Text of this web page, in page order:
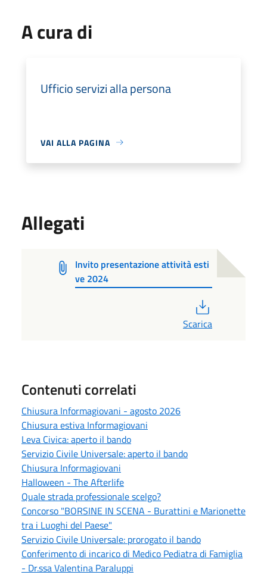
A cura di
Ufficio servizi alla persona
VAI ALLA PAGINA
Allegati
Invito presentazione attività esti
ve 2024
Scarica
Contenuti correlati
Chiusura Informagiovani - agosto 2026
Chiusura estiva Informagiovani
Leva Civica: aperto il bando
Servizio Civile Universale: aperto il bando
Chiusura Informagiovani
Halloween - The Afterlife
Quale strada professionale scelgo?
Concorso "BORSINE IN SCENA - Burattini e Marionette
tra i Luoghi del Paese"
Servizio Civile Universale: prorogato il bando
Conferimento di incarico di Medico Pediatra di Famiglia
- Dr.ssa Valentina Paraluppi